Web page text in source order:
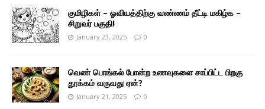
குமிழிகள் – ஓவியத்திற்கு வண்ணம் தீட்டி மகிழ்க –
சிறுவர் பகுதி!
January 23, 2025 0
வெண் பொங்கல் போன்ற உணவுகளை சாப்பிட்ட பிறகு
தூக்கம் வருவது ஏன்?
January 21, 2025 0